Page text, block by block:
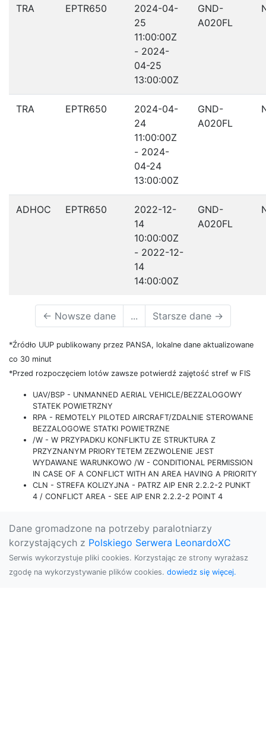
TRA EPTR650
2024-04-
25
11:00:00Z
- 2024-
04-25
13:00:00Z
GND-
A020FL
TRA EPTR650
2024-04-
24
11:00:00Z
- 2024-
04-24
13:00:00Z
GND-
A020FL
ADHOC EPTR650
2022-12-
14
10:00:00Z
- 2022-12-
14
14:00:00Z
GND-
A020FL
← Nowsze dane ... Starsze dane →
*Źródło UUP publikowany przez PANSA, lokalne dane aktualizowane
co 30 minut
*Przed rozpoczęciem lotów zawsze potwierdź zajętość stref w FIS
UAV/BSP - UNMANNED AERIAL VEHICLE/BEZZALOGOWY
STATEK POWIETRZNY
RPA - REMOTELY PILOTED AIRCRAFT/ZDALNIE STEROWANE
BEZZALOGOWE STATKI POWIETRZNE
/W - W PRZYPADKU KONFLIKTU ZE STRUKTURA Z
PRZYZNANYM PRIORYTETEM ZEZWOLENIE JEST
WYDAWANE WARUNKOWO /W - CONDITIONAL PERMISSION
IN CASE OF A CONFLICT WITH AN AREA HAVING A PRIORITY
CLN - STREFA KOLIZYJNA - PATRZ AIP ENR 2.2.2-2 PUNKT
4 / CONFLICT AREA - SEE AIP ENR 2.2.2-2 POINT 4
Dane gromadzone na potrzeby paralotniarzy
korzystających z Polskiego Serwera LeonardoXC
Serwis wykorzystuje pliki cookies. Korzystając ze strony wyrażasz
zgodę na wykorzystywanie plików cookies. dowiedz się więcej.